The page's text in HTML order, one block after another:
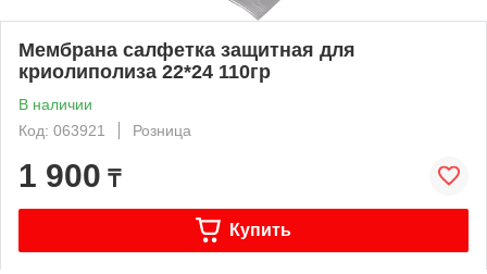
Мембрана салфетка защитная для
криолиполиза 22*24 110гр
В наличии
Код: 063921
Розница
1 900 ₸
Купить